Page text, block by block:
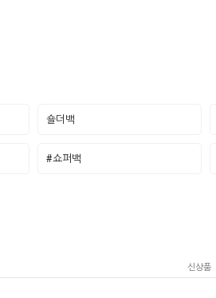
숄더백
#쇼퍼백
신상품